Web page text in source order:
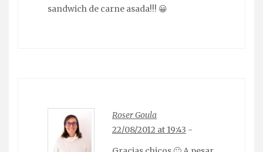
sandwich de carne asada!!! 😀
Roser Goula
22/08/2012 at 19:43 -